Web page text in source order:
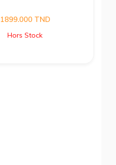
1899.000TND
Hors Stock